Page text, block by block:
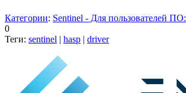
Категории: Sentinel - Для пользователей ПО:
0
Теги: sentinel | hasp | driver